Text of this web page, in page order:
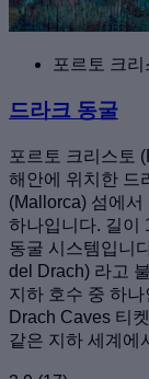
포르토 크리
드라크 동굴
포르토 크리스토
해안에 위치한 드
(Mallorca) 섬에
하나입니다. 길이
동굴 시스템입니
del Drach) 라고
지하 호수 중 하
Drach Caves 티
같은 지하 세계에